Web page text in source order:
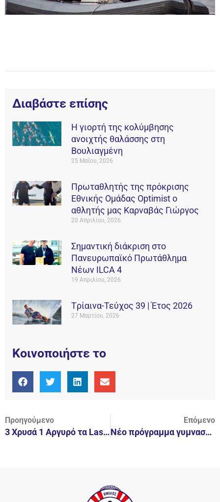
Διαβάστε επίσης
Η γιορτή της κολύμβησης
ανοιχτής θαλάσσης στη
Βουλιαγμένη
25 Μαΐου, 2026
Πρωταθλητής της πρόκρισης
Εθνικής Ομάδας Οptimist ο
αθλητής μας Καρναβάς Γιώργος
20 Απριλίου, 2026
Σημαντική διάκριση στο
Πανευρωπαϊκό Πρωτάθλημα
Νέων ILCA 4
19 Απριλίου, 2026
Tρίαινα-Τεύχος 39 | Έτος 2026
27 Μαρτίου, 2026
Κοινοποιήστε το
Προηγούμενο
3 Χρυσά 1 Αργυρό τα Laser του Ν.Ο.Β.!
Επόμενο
Νέο πρόγραμμα γυμναστικής Μελών από τον Ν.Ο.Β.